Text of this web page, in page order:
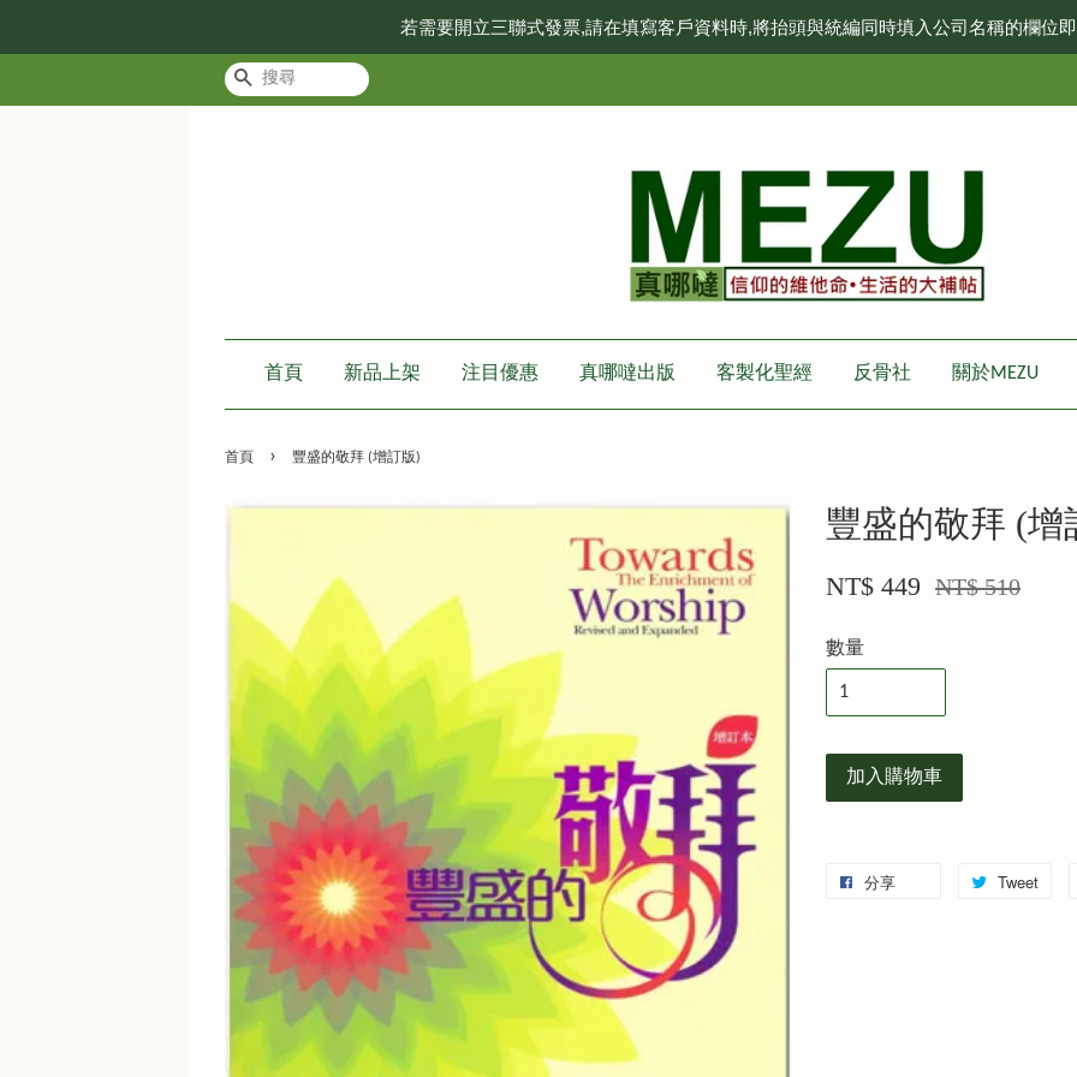
若需要開立三聯式發票,請在填寫客戶資料時,將抬頭與統編同時填入公司名稱的欄位
搜尋
首頁 新品上架 注目優惠 真哪噠出版 客製化聖經 反骨社 關於MEZU
首頁 › 豐盛的敬拜 (增訂版)
豐盛的敬拜 (增
NT$ 449 NT$ 510
數量
加入購物車
分享 Tweet